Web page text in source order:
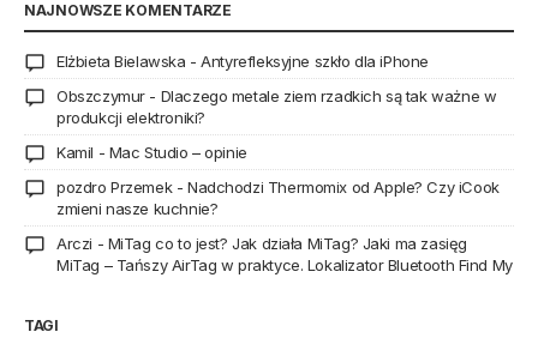
NAJNOWSZE KOMENTARZE
Elżbieta Bielawska -Antyrefleksyjne szkło dla iPhone
Obszczymur- Dlaczego metale ziem rzadkich są tak ważne w
produkcji elektroniki?
Kamil - Mac Studio – opinie
pozdro Przemek- Nadchodzi Thermomix od Apple? Czy iCook
zmieni nasze kuchnie?
Arczi - MiTag co to jest? Jak działa MiTag? Jaki ma zasięg
MiTag – Tańszy AirTag w praktyce. Lokalizator Bluetooth Find My
TAGI